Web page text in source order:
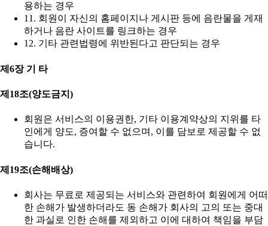
용하는 경우
11. 회원이 자신의 홈페이지나 게시판 등에 음란물을 게재
하거나 음란 사이트를 링크하는 경우
12. 기타 관련법령에 위반된다고 판단되는 경우
제6장 기 타
제18조(양도금지)
회원은 서비스의 이용권한, 기타 이용계약상의 지위를 타
인에게 양도, 증여할 수 없으며, 이를 담보로 제공할 수 없
습니다.
제19조(손해배상)
회사는 무료로 제공되는 서비스와 관련하여 회원에게 어떠
한 손해가 발생하더라도 동 손해가 회사의 고의 또는 중대
한 과실로 인한 손해를 제외하고 이에 대하여 책임을 부담